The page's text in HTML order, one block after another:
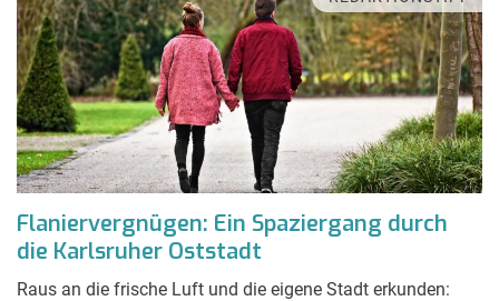
Flaniervergnügen: Ein Spaziergang durch
die Karlsruher Oststadt
Raus an die frische Luft und die eigene Stadt erkunden: